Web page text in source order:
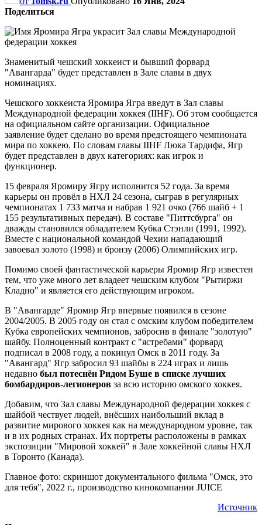
Поделиться
Знаменитый чешский хоккеист и бывший форвард
"Авангарда" будет представлен в Зале славы в двух
номинациях.
Чешского хоккеиста Яромира Ягра введут в Зал славы
Международной федерации хоккея (IIHF). Об этом сообщается
на официальном сайте организации. Официальное
заявление будет сделано во время предстоящего чемпионата
мира по хоккею. По словам главы IIHF Люка Тардифа, Ягр
будет представлен в двух категориях: как игрок и
функционер.
15 февраля Яромиру Ягру исполнится 52 года. За время
карьеры он провёл в НХЛ 24 сезона, сыграв в регулярных
чемпионатах 1 733 матча и набрав 1 921 очко (766 шайб + 1
155 результативных передач). В составе "Питтсбурга" он
дважды становился обладателем Кубка Стэнли (1991, 1992).
Вместе с национальной командой Чехии нападающий
завоевал золото (1998) и бронзу (2006) Олимпийских игр.
Помимо своей фантастической карьеры Яромир Ягр известен
тем, что уже много лет владеет чешским клубом "Рытиржи
Кладно" и является его действующим игроком.
В "Авангарде" Яромир Ягр впервые появился в сезоне
2004/2005. В 2005 году он стал с омским клубом победителем
Кубка европейских чемпионов, забросив в финале "золотую"
шайбу. Полноценный контракт с "ястребами" форвард
подписал в 2008 году, а покинул Омск в 2011 году. За
"Авангард" Ягр забросил 93 шайбы в 224 играх и лишь
недавно был потеснён Ридом Буше в списке лучших
бомбардиров-легионеров за всю историю омского хоккея.
Добавим, что Зал славы Международной федерации хоккея с
шайбой чествует людей, внёсших наибольший вклад в
развитие мирового хоккея как на международном уровне, так
и в их родных странах. Их портреты расположены в рамках
экспозиции "Мировой хоккей" в Зале хоккейной славы НХЛ
в Торонто (Канада).
Главное фото: скриншот документального фильма "Омск, это
для тебя", 2022 г., производство кинокомпании JUICE
Источник